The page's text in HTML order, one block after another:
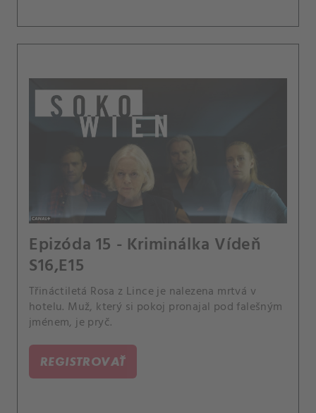
Epizóda 15 - Kriminálka Vídeň
S16,E15
Třináctiletá Rosa z Lince je nalezena mrtvá v
hotelu. Muž, který si pokoj pronajal pod falešným
jménem, je pryč.
REGISTROVAŤ